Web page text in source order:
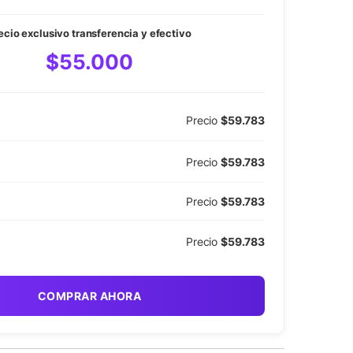
exclusivo transferencia y efectivo
$55.000
Precio $59.783
Precio $59.783
Precio $59.783
Precio $59.783
COMPRAR AHORA